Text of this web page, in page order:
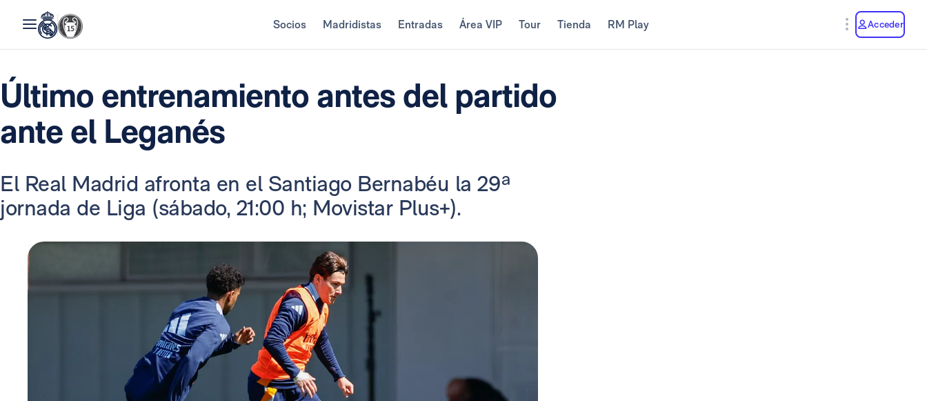
Socios Madridistas Entradas Área VIP Tour Tienda RM Play Acceder
Último entrenamiento antes del partido
ante el Leganés
El Real Madrid afronta en el Santiago Bernabéu la 29ª
jornada de Liga (sábado, 21:00 h; Movistar Plus+).